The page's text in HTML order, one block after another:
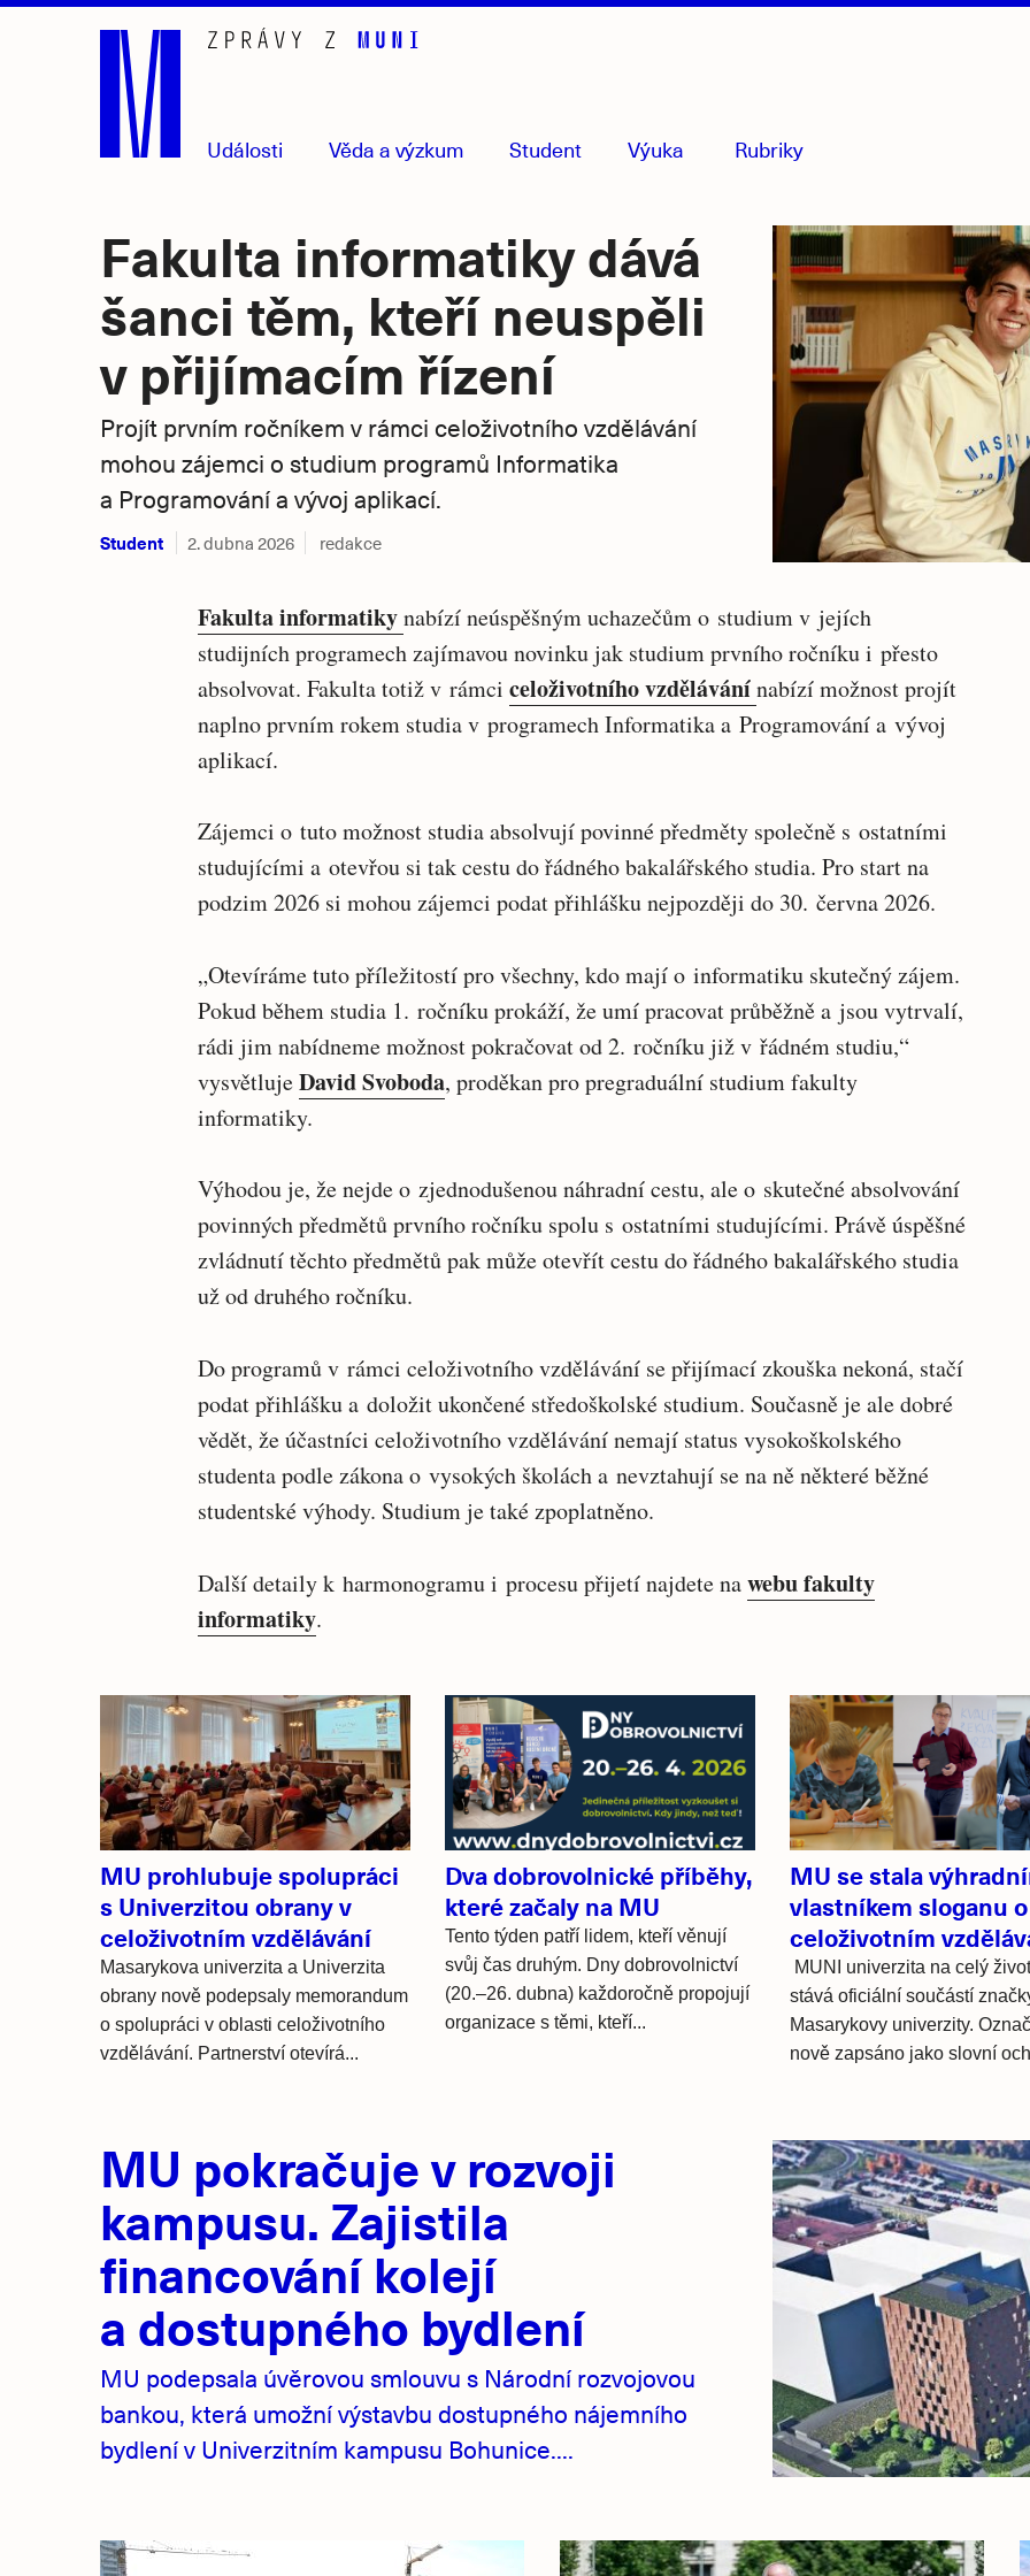
Události Věda a výzkum Student Výuka Rubriky
Fakulta informatiky dává
šanci těm, kteří neuspěli
v přijímacím řízení
Projít prvním ročníkem v rámci celoživotního vzdělávání
mohou zájemci o studium programů Informatika
a Programování a vývoj aplikací.
Student 2. dubna 2026 redakce
Fakulta informatikynabízí neúspěšným uchazečům o studium v jejích
studijních programech zajímavou novinku jak studium prvního ročníku i přesto
absolvovat. Fakulta totiž v rámci celoživotního vzdělávánínabízí možnost projít
naplno prvním rokem studia v programech Informatika a Programování a vývoj
aplikací.
Zájemci o tuto možnost studia absolvují povinné předměty společně s ostatními
studujícími a otevřou si tak cestu do řádného bakalářského studia. Pro start na
podzim 2026 si mohou zájemci podat přihlášku nejpozději do 30. června 2026.
„Otevíráme tuto příležitostí pro všechny, kdo mají o informatiku skutečný zájem.
Pokud během studia 1. ročníku prokáží, že umí pracovat průběžně a jsou vytrvalí,
rádi jim nabídneme možnost pokračovat od 2. ročníku již v řádném studiu,“
vysvětlujeDavid Svoboda, proděkan pro pregraduální studium fakulty
informatiky.
Výhodou je, že nejde o zjednodušenou náhradní cestu, ale o skutečné absolvování
povinných předmětů prvního ročníku spolu s ostatními studujícími. Právě úspěšné
zvládnutí těchto předmětů pak může otevřít cestu do řádného bakalářského studia
už od druhého ročníku.
Do programů v rámci celoživotního vzdělávání se přijímací zkouška nekoná, stačí
podat přihlášku a doložit ukončené středoškolské studium. Současně je ale dobré
vědět, že účastníci celoživotního vzdělávání nemají status vysokoškolského
studenta podle zákona o vysokých školách a nevztahují se na ně některé běžné
studentské výhody. Studium je také zpoplatněno.
Další detaily k harmonogramu i procesu přijetí najdete nawebu fakulty
informatiky.
Související
články
MU prohlubuje spolupráci
s Univerzitou obrany v
celoživotním vzdělávání
Masarykova univerzita a Univerzita
obrany nově podepsaly memorandum
o spolupráci v oblasti celoživotního
vzdělávání. Partnerství otevírá...
Dva dobrovolnické příběhy,
které začaly na MU
Tento týden patří lidem, kteří věnují
svůj čas druhým. Dny dobrovolnictví
(20.–26. dubna) každoročně propojují
organizace s těmi, kteří...
MU se stala
vlastníkem sloganu o
celoživotním
MUNI univerzita na celý
stává oficiální součástí
Masarykovy univerzity.
nově zapsáno jako slovní
novinky
MU pokračuje v rozvoji
kampusu. Zajistila
financování kolejí
a dostupného bydlení
MU podepsala úvěrovou smlouvu s Národní rozvojovou
bankou, která umožní výstavbu dostupného nájemního
bydlení v Univerzitním kampusu Bohunice....